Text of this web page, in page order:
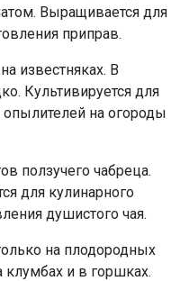
Выращивается для
приправ.
известняках. В
Культивируется для
на огороды
ползучего чабреца.
для кулинарного
душистого чая.
на плодородных
клумбах и в горшках.